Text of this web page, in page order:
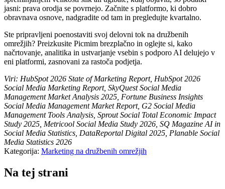
jasni: prava orodja se povrnejo. Začnite s platformo, ki dobro
obravnava osnove, nadgradite od tam in pregledujte kvartalno.
Ste pripravljeni poenostaviti svoj delovni tok na družbenih
omrežjih? Preizkusite Picmim brezplačno in oglejte si, kako
načrtovanje, analitika in ustvarjanje vsebin s podporo AI delujejo v
eni platformi, zasnovani za rastoča podjetja.
Viri: HubSpot 2026 State of Marketing Report, HubSpot 2026
Social Media Marketing Report, SkyQuest Social Media
Management Market Analysis 2025, Fortune Business Insights
Social Media Management Market Report, G2 Social Media
Management Tools Analysis, Sprout Social Total Economic Impact
Study 2025, Metricool Social Media Study 2026, SQ Magazine AI in
Social Media Statistics, DataReportal Digital 2025, Planable Social
Media Statistics 2026
Kategorija: Marketing na družbenih omrežjih
Na tej strani